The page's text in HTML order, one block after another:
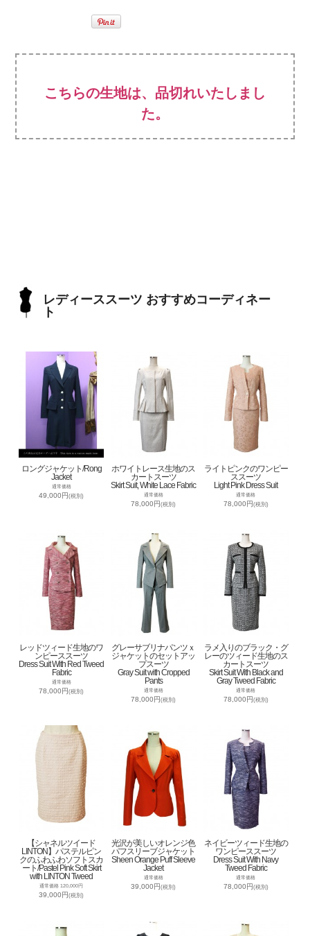
こちらの生地は、品切れいたしまし
た。
レディーススーツ おすすめコーディネー
ト
ロングジャケット/Rong
Jacket
通常価格
49,000円(税別)
ホワイトレース生地のス
カートスーツ
Skirt Suit, White Lace Fabric
通常価格
78,000円(税別)
ライトピンクのワンピー
ススーツ
Light Pink Dress Suit
通常価格
78,000円(税別)
レッドツィード生地のワ
ンピーススーツ
Dress Suit With Red Tweed
Fabric
通常価格
78,000円(税別)
グレーサブリナパンツｘ
ジャケットのセットアッ
プスーツ
Gray Suit with Cropped
Pants
通常価格
78,000円(税別)
ラメ入りのブラック・グ
レーのツィード生地のス
カートスーツ
Skirt Suit With Black and
Gray Tweed Fabric
通常価格
78,000円(税別)
【シャネルツイード
LINTON】パステルピン
クのふわふわソフトスカ
ート/Pastel Pink Soft Skirt
with LINTON Tweed
通常価格 120,000円
39,000円(税別)
光沢が美しいオレンジ色
パフスリーブジャケット
Sheen Orange Puff Sleeve
Jacket
通常価格
39,000円(税別)
ネイビーツィード生地の
ワンピーススーツ
Dress Suit With Navy
Tweed Fabric
通常価格
78,000円(税別)